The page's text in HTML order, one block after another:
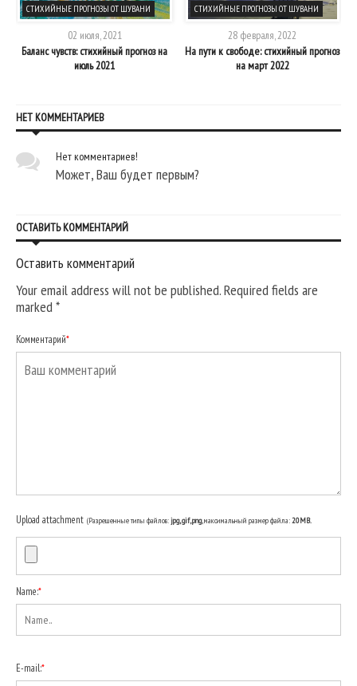
СТИХИЙНЫЕ ПРОГНОЗЫ ОТ ШУВАНИ
02 июля, 2021
Баланс чувств: стихийный прогноз на
июль 2021
СТИХИЙНЫЕ ПРОГНОЗЫ ОТ ШУВАНИ
28 февраля, 2022
На пути к свободе: стихийный прогноз
на март 2022
НЕТ КОММЕНТАРИЕВ
Нет комментариев!
Может, Ваш будет первым?
ОСТАВИТЬ КОММЕНТАРИЙ
Оставить комментарий
Your email address will not be published. Required fields are
marked*
Комментарий*
Upload attachment (Разрешенные типы файлов:jpg, gif, png, максимальный размер файла:20MB.
Name:*
E-mail:*